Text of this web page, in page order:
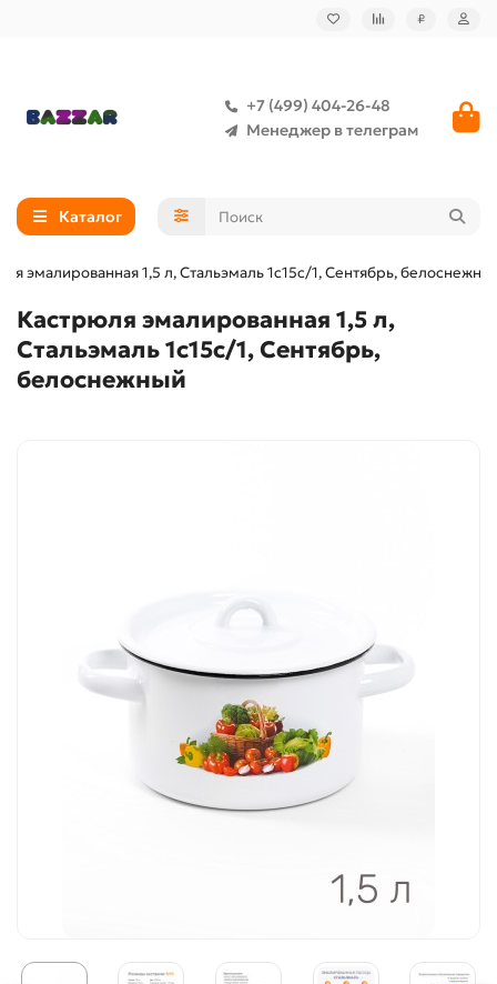
₽
+7 (499) 404-26-48
Менеджер в телеграм
Каталог
эмалированная 1,5 л, Стальэмаль 1с15с/1, Сентябрь,
Кастрюля эмалированная 1,5 л,
Стальэмаль 1с15с/1, Сентябрь,
белоснежный